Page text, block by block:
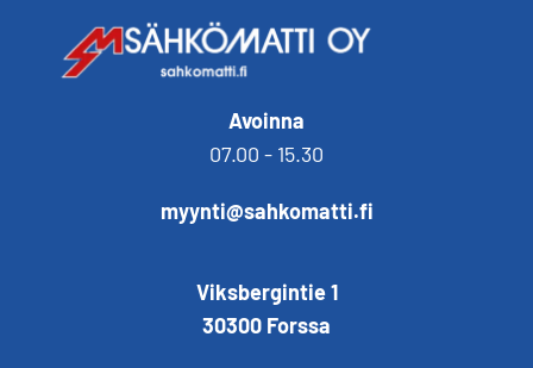
Avoinna
07.00 - 15.30
myynti@sahkomatti.fi
Viksbergintie 1
30300 Forssa